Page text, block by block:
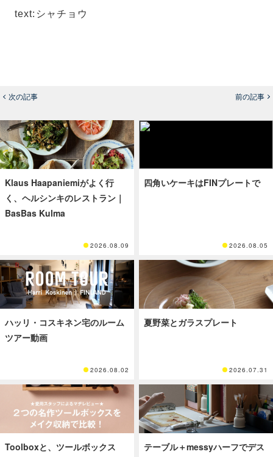
text:シャチョウ
次の記事 前の記事
Klaus Haapaniemiがよく行
く、ヘルシンキのレストラン｜
BasBas Kulma
2026.08.09
四角いケーキはFINプレートで
2026.08.05
ハッリ・コスキネン宅のルーム
ツアー動画
2026.08.02
夏野菜とガラスプレート
2026.07.31
Toolboxと、ツールボックス
テーブル＋messyハーフでデス